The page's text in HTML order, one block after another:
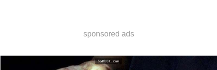
sponsored ads